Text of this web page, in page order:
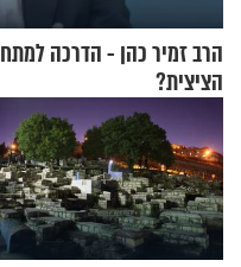
הרב זמיר כהן - הדרכה
הציצית?